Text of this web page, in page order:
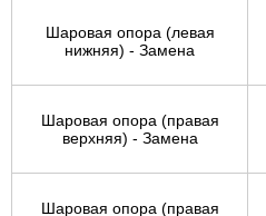
Шаровая опора (левая
нижняя) - Замена
Шаровая опора (правая
верхняя) - Замена
Шаровая опора (правая